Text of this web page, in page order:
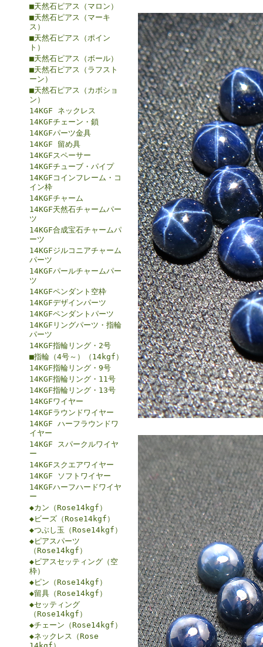
■天然石ピアス（マロン）
■天然石ピアス（マーキ
ス）
■天然石ピアス（ポイン
ト）
■天然石ピアス（ボール）
■天然石ピアス（ラフスト
ーン）
■天然石ピアス（カボショ
ン）
14KGF ネックレス
14KGFチェーン・鎖
14KGFパーツ金具
14KGF 留め具
14KGFスペーサー
14KGFチューブ・パイプ
14KGFコインフレーム・コ
イン枠
14KGFチャーム
14KGF天然石チャームパー
ツ
14KGF合成宝石チャームパ
ーツ
14KGFジルコニアチャーム
パーツ
14KGFパールチャームパー
ツ
14KGFペンダント空枠
14KGFデザインパーツ
14KGFペンダントパーツ
14KGFリングパーツ・指輪
パーツ
14KGF指輪リング・2号
■指輪（4号～）（14kgf）
14KGF指輪リング・9号
14KGF指輪リング・11号
14KGF指輪リング・13号
14KGFワイヤー
14KGFラウンドワイヤー
14KGF ハーフラウンドワ
イヤー
14KGF スパークルワイヤ
ー
14KGFスクエアワイヤー
14KGF ソフトワイヤー
14KGFハーフハードワイヤ
ー
◆カン（Rose14kgf）
◆ビーズ（Rose14kgf）
◆つぶし玉（Rose14kgf）
◆ピアスパーツ
（Rose14kgf）
◆ピアスセッティング（空
枠）
◆ピン（Rose14kgf）
◆留具（Rose14kgf）
◆セッティング
（Rose14kgf）
◆チェーン（Rose14kgf）
◆ネックレス（Rose